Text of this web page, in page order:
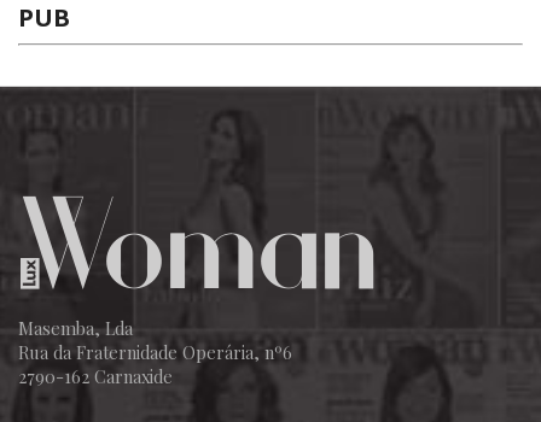
PUB
Masemba, Lda
Rua da Fraternidade Operária, nº6
2790-162 Carnaxide